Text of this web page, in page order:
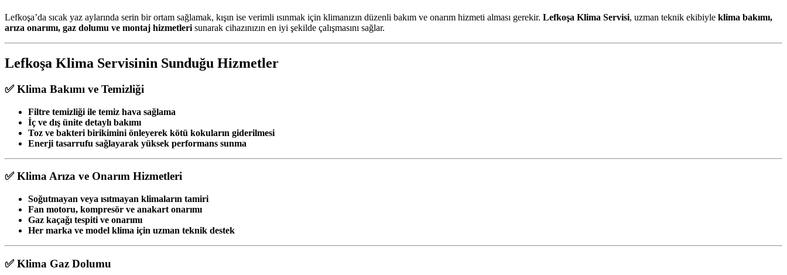
Lefkoşa’da sıcak yaz aylarında serin bir ortam sağlamak, kışın ise verimli ısınmak için klimanızın düzenli bakım ve onarım hizmeti alması gerekir. Lefkoşa Klima Servisi, uzman teknik ekibiyle klima bakımı,
arıza onarımı, gaz dolumu ve montaj hizmetleri sunarak cihazınızın en iyi şekilde çalışmasını sağlar.
Lefkoşa Klima Servisinin Sunduğu Hizmetler
✅ Klima Bakımı ve Temizliği
Filtre temizliği ile temiz hava sağlama
İç ve dış ünite detaylı bakımı
Toz ve bakteri birikimini önleyerek kötü kokuların giderilmesi
Enerji tasarrufu sağlayarak yüksek performans sunma
✅ Klima Arıza ve Onarım Hizmetleri
Soğutmayan veya ısıtmayan klimaların tamiri
Fan motoru, kompresör ve anakart onarımı
Gaz kaçağı tespiti ve onarımı
Her marka ve model klima için uzman teknik destek
✅ Klima Gaz Dolumu